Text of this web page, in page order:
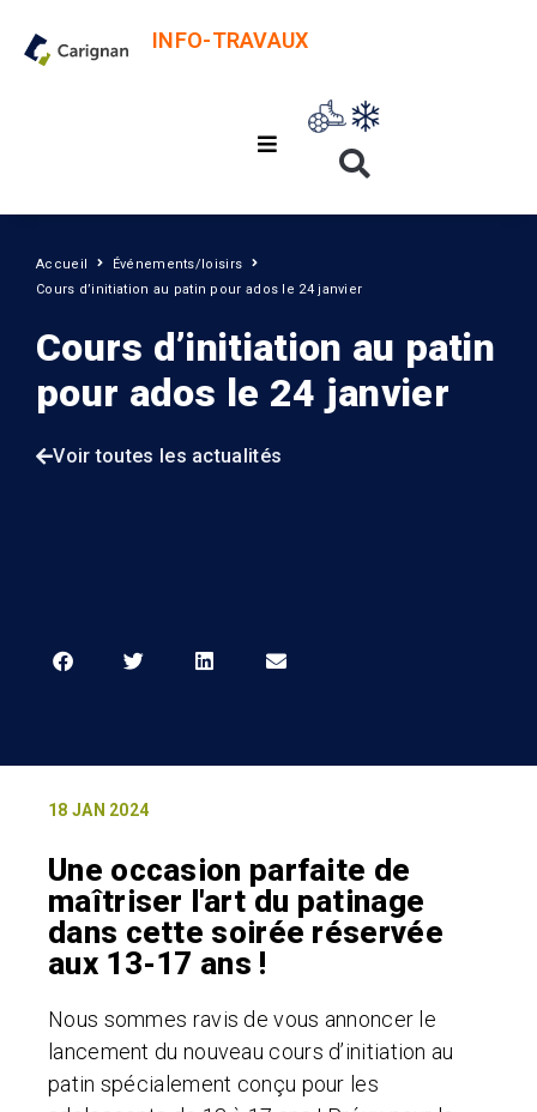
INFO-TRAVAUX
Accueil
Événements/loisirs
Cours d’initiation au patin pour ados le 24 janvier
Cours d’initiation au patin
pour ados le 24 janvier
Voir toutes les actualités
18 JAN 2024
Une occasion parfaite de
maîtriser l'art du patinage
dans cette soirée réservée
aux 13-17 ans !
Nous sommes ravis de vous annoncer le
lancement du nouveau cours d’initiation au
patin spécialement conçu pour les